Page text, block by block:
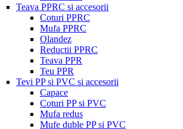
Teava PPRC si accesorii
Coturi PPRC
Mufa PPRC
Olandez
Reductii PPRC
Teava PPR
Teu PPR
Tevi PP si PVC si accesorii
Capace
Coturi PP si PVC
Mufa redus
Mufe duble PP si PVC